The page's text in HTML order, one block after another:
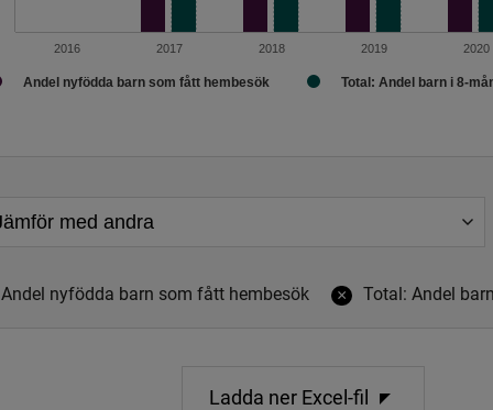
Andel nyfödda barn som fått hembesök Total: Andel barn i 8-
2016 2017 2018 2019 2020
Andel nyfödda barn som fått hembesök Total: Andel
×
Ladda ner Excel-fil